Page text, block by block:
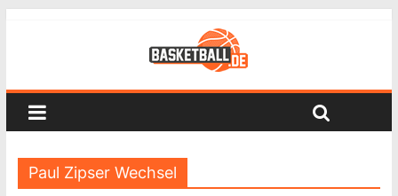
Paul Zipser Wechsel